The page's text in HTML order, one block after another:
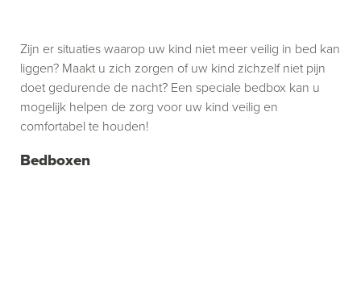
Bedboxen
Zijn er situaties waarop uw kind niet meer veilig in bed kan
liggen? Maakt u zich zorgen of uw kind zichzelf niet pijn
doet gedurende de nacht? Een speciale bedbox kan u
mogelijk helpen de zorg voor uw kind veilig en
comfortabel te houden!